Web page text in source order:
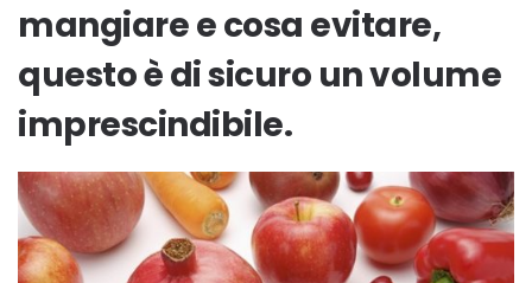
mangiare e cosa evitare,
questo è di sicuro un volume
imprescindibile.